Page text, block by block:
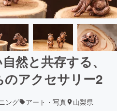
然と共存する、
アクセサリー2
ング アート・写真 山梨県